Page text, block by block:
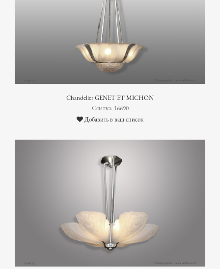
Chandelier GENET ET MICHON
Ссылка: 16690
Добавить в ваш список